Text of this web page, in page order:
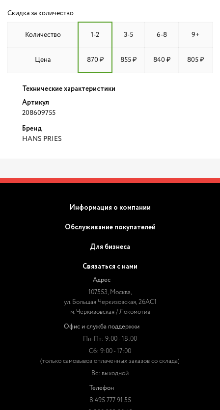
Скидка за количество
Количество 1-2 3-5 6-8 9+
Цена 870 ₽ 855 ₽ 840 ₽ 805 ₽
Технические характеристики
Артикул
208609755
Бренд
HANS PRIES
Информация о компании
Обслуживание покупателей
Для бизнеса
Связаться с нами
Адрес
107553, Москва,
ул. Большая Черкизовская, 26АС1
м. Черкизовская / Локомотив
Офис и служба поддержки
Пн-Пт: 9:00 - 18:00
Сб: 9:00 - 17:00
(только самовывоз оплаченных заказов со склада)
Вс: выходной
Телефон
8 495 777 91 55